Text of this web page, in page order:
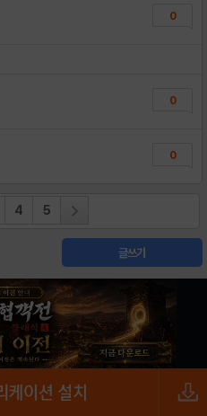
0
0
0
4 5
글쓰기